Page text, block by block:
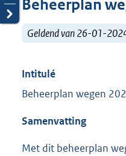
Beheerplan
Geldend van 26-01-
Intitulé
Beheerplan wegen
Samenvatting
Met dit beheerplan